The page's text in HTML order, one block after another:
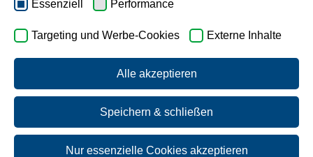
Weltenergiespartag:
Energieeffiziente Gebäude
sind ein Schlüssel für die
Energiewende
Essenziell Performance
Targeting und Werbe-Cookies Externe Inhalte
Alle akzeptieren
Speichern & schließen
Nur essenzielle Cookies akzeptieren